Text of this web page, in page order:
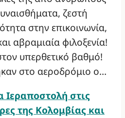
ζεστή
στην επικοινωνία,
αβραμιαία φιλοξενία!
υπερθετικό βαθμό!
στο αεροδρόμιο ο…
Ιεραποστολή στις
της Κολομβίας και